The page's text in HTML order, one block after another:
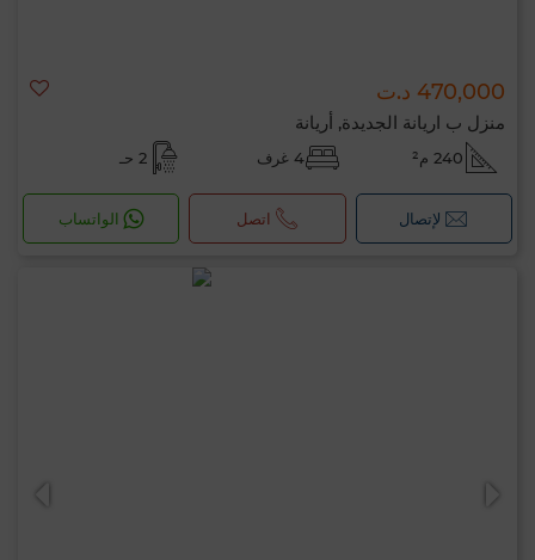
470,000 د.ت
منزل ب اريانة الجديدة, أريانة
240 م² 4 غرف 2 حـ
لإتصال اتصل الواتساب